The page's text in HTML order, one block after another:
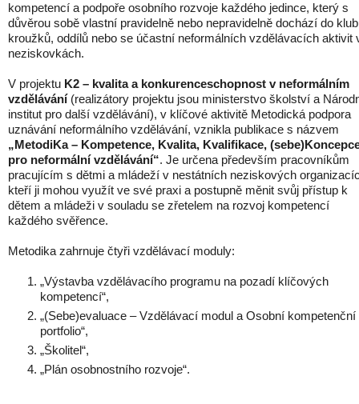
kompetencí a podpoře osobního rozvoje každého jedince, který s
důvěrou sobě vlastní pravidelně nebo nepravidelně dochází do
kroužků, oddílů nebo se účastní neformálních vzdělávacích aktivit
neziskovkách.
V projektu K2 – kvalita a konkurenceschopnost v neformálním
vzdělávání(realizátory projektu jsou ministerstvo školství a
institut pro další vzdělávání), v klíčové aktivitě Metodická podpora
uznávání neformálního vzdělávání, vznikla publikace s názvem
„MetodiKa – Kompetence, Kvalita, Kvalifikace,
pro neformální vzdělávání“. Je určena především pracovníkům
pracujícím s dětmi a mládeží v nestátních neziskových
kteří ji mohou využít ve své praxi a postupně měnit svůj přístup k
dětem a mládeži v souladu se zřetelem na rozvoj kompetencí
každého svěřence.
Metodika zahrnuje čtyři vzdělávací moduly:
„Výstavba vzdělávacího programu na pozadí klíčových
kompetencí“,
„(Sebe)evaluace – Vzdělávací modul a Osobní kompetenční
portfolio“,
„Školitel“,
„Plán osobnostního rozvoje“.